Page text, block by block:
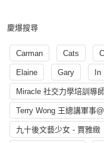
慶爆搜尋
Carman Cats
Elaine Gary In
Miracle 社交力學培訓導師
Terry Wong 王總講軍事
九十後文藝少女 - 賈雅緻